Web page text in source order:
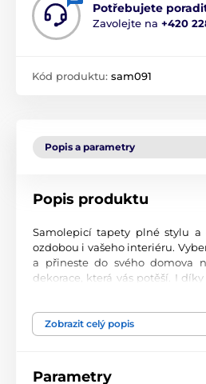
Potřebujete
Zavolejte na +420
Kód produktu: sam091
Popis a parametry
Popis produktu
Samolepicí tapety plné stylu
ozdobou i vašeho interiéru.
a přineste do svého domova
dekorace, která vás potěší. I
Perfektní tiskové zpracování
materiál s jemným povrchem a
Zobrazit celý popis
Parametry